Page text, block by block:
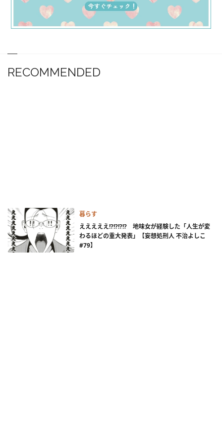
RECOMMENDED
暮らす
えええええ!?!?!?!? 地味女が経験した「人生が変
わるほどの重大発表」【妄想処刑人 不治よしこ
#79】